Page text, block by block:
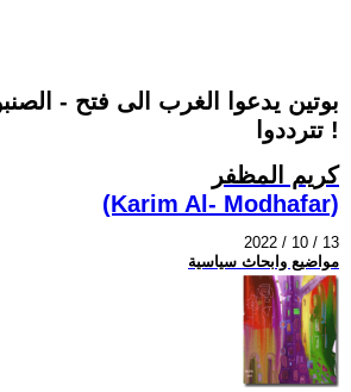
بوتين يدعوا الغرب الى فتح -
تترددوا !
كريم المظفر
(Karim Al- Modhafar)
2022 / 10 / 13
مواضيع وابحاث سياسية